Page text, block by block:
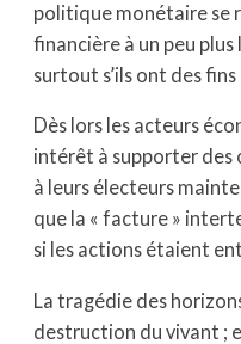
politique monétaire se
financière à un peu
surtout s’ils ont des
Dès lors les acteurs
intérêt à supporter des
à leurs électeurs
que la « facture »
si les actions étaient
La tragédie des
destruction du vivant ;